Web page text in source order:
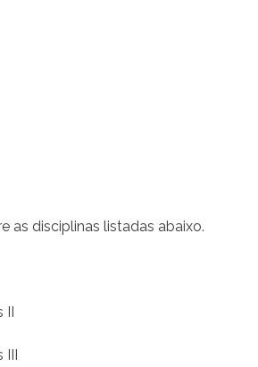
as disciplinas listadas abaixo.